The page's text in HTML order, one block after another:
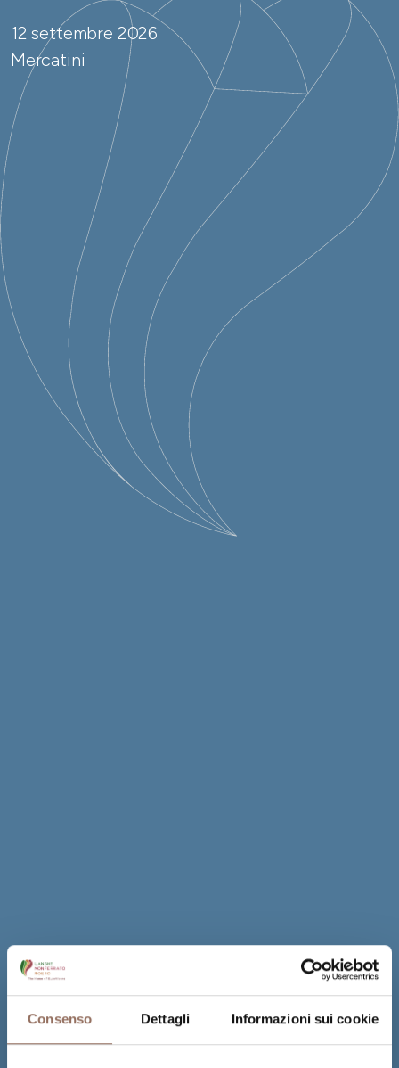
Consenso Dettagli Informazioni sui cookie
12 settembre 2026
Mercatini